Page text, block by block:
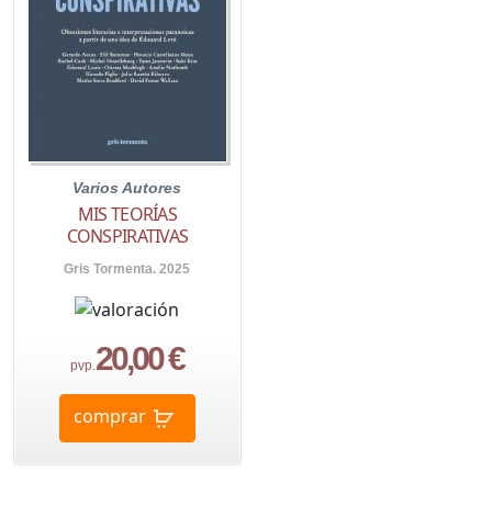
Varios Autores
MIS TEORÍAS
CONSPIRATIVAS
Gris Tormenta. 2025
pvp.20,00 €
comprar